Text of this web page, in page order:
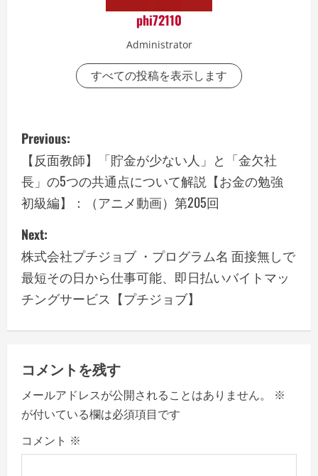
phi72110
Administrator
すべての投稿を表示します
P
o
s
t
n
a
v
i
g
a
t
i
Previous:
【反面教師】「貯金が少ない人」と「金欠社
長」の5つの共通点について解説【お金の勉強
初級編】：（アニメ動画）第205回
Next:
株式会社プチジョブ ・プログラム名 面接無しで
最短その日から仕事可能、即日払いバイトマッ
チングサービス【プチジョブ】
コメントを残す
メールアドレスが公開されることはありません。
※
が付いている欄は必須項目です
コメント ※